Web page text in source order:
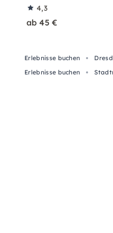
4,3
ab 45 €
Erlebnisse buchen
Erlebnisse buchen